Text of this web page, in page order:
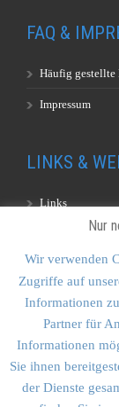
FAQ &
Häufig gestellte
Impressum
LINKS &
Links
KONTAKT
Kontakt
Sitemap
Vulkankultour-
Nur
Wir verwenden
Zugriffe auf
Informationen
Partner für
Informationen
Sie ihnen
der Dienste